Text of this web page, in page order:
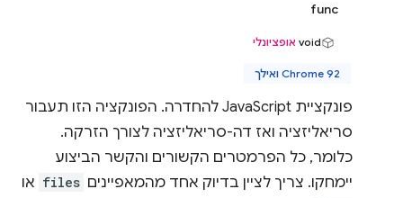
func
‫void אופציונלי
Chrome 92 ואילך
פונקציית JavaScript להחדרה. הפונקציה הזו תעבור
סריאליזציה ואז דה-סריאליזציה לצורך הזרקה.
כלומר, כל הפרמטרים הקשורים והקשר הביצוע
יימחקו. צריך לציין בדיוק אחד מהמאפיינים files או